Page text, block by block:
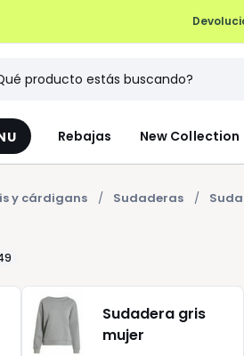
Rebajas New Collection
y cárdigans Sudaderas
Sudadera gris
mujer